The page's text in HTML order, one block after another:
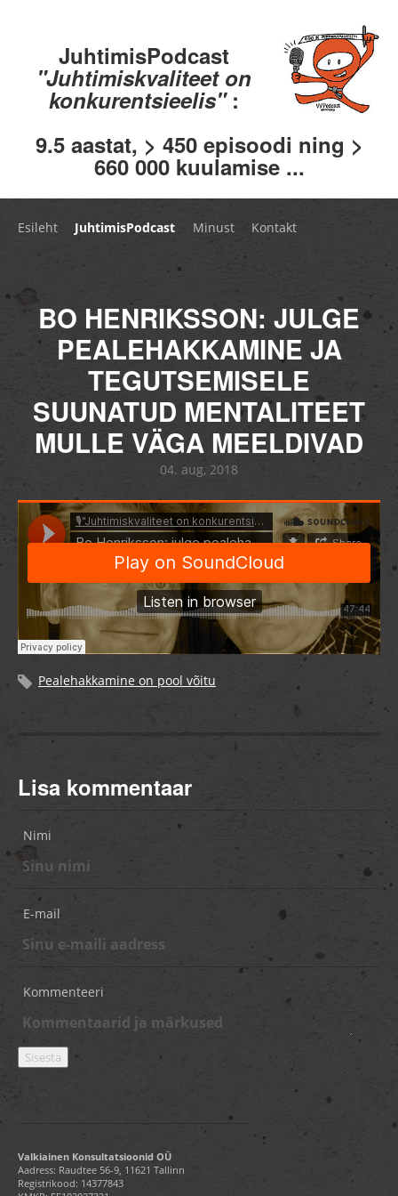
JuhtimisPodcast
"Juhtimiskvaliteet on
konkurentsieelis" :
9.5 aastat, > 450 episoodi ning >
660 000 kuulamise ...
Esileht JuhtimisPodcast Minust Kontakt
BO HENRIKSSON: JULGE
PEALEHAKKAMINE JA
TEGUTSEMISELE
SUUNATUD MENTALITEET
MULLE VÄGA MEELDIVAD
04. aug, 2018
Pealehakkamine on pool võitu
Lisa kommentaar
Nimi
E-mail
Kommenteeri
Valkiainen Konsultatsioonid OÜ
Aadress: Raudtee 56-9, 11621 Tallinn
Registrikood: 14377843